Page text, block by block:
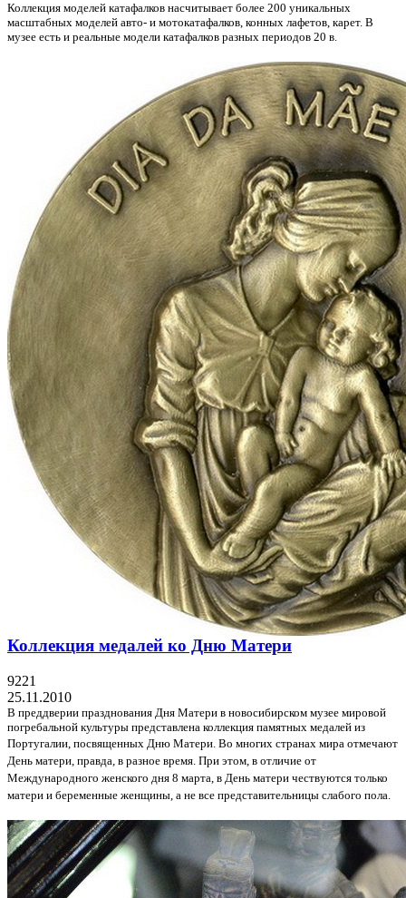
Коллекция моделей катафалков насчитывает более 200 уникальных
масштабных моделей авто- и мотокатафалков, конных лафетов, карет. В
музее есть и реальные модели катафалков разных периодов 20 в.
Коллекция медалей ко Дню Матери
9221
25.11.2010
В преддверии празднования Дня Матери в новосибирском музее мировой
погребальной культуры представлена коллекция памятных медалей из
Португалии, посвященных Дню Матери. Во многих странах мира отмечают
День матери, правда, в разное время. При этом, в отличие от
Международного женского дня 8 марта, в День матери чествуются только
матери и беременные женщины, а не все представительницы слабого пола.